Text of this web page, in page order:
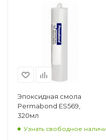
Эпоксидная смола
Permabond ES569,
320мл
Узнать свободное